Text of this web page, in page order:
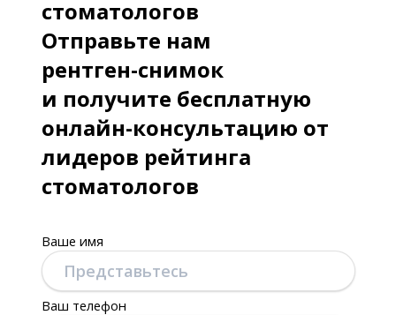
стоматологов
Отправьте нам
рентген-снимок
и получите бесплатную
онлайн-консультацию от
лидеров рейтинга
стоматологов
Ваше имя
Ваш телефон